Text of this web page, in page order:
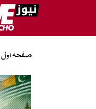
صفحہ اول